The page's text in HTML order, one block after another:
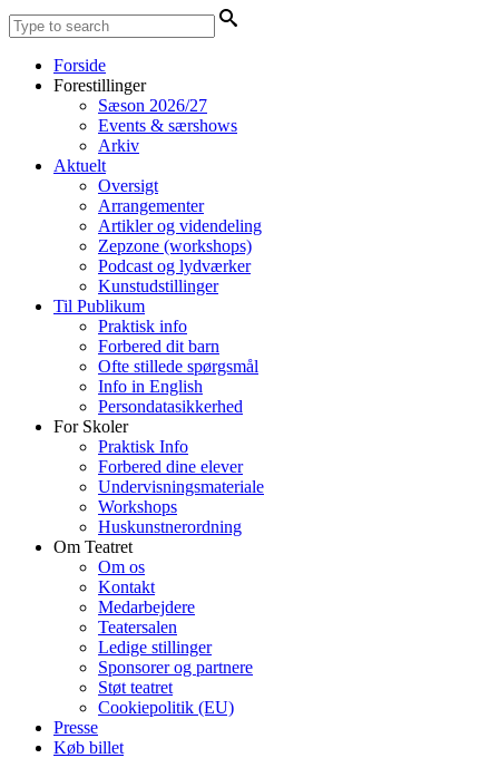
Forside
Forestillinger
Sæson 2026/27
Events & særshows
Arkiv
Aktuelt
Oversigt
Arrangementer
Artikler og videndeling
Zepzone (workshops)
Podcast og lydværker
Kunstudstillinger
Til Publikum
Praktisk info
Forbered dit barn
Ofte stillede spørgsmål
Info in English
Persondatasikkerhed
For Skoler
Praktisk Info
Forbered dine elever
Undervisningsmateriale
Workshops
Huskunstnerordning
Om Teatret
Om os
Kontakt
Medarbejdere
Teatersalen
Ledige stillinger
Sponsorer og partnere
Støt teatret
Cookiepolitik (EU)
Presse
Køb billet